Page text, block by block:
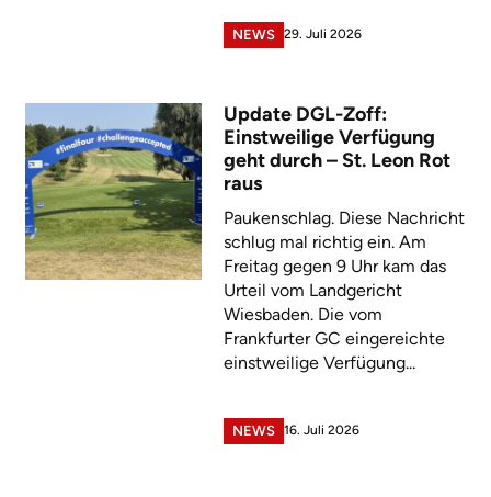
NEWS 29. Juli 2026
Update DGL-Zoff:
Einstweilige Verfügung
geht durch – St. Leon Rot
raus
Paukenschlag. Diese Nachricht
schlug mal richtig ein. Am
Freitag gegen 9 Uhr kam das
Urteil vom Landgericht
Wiesbaden. Die vom
Frankfurter GC eingereichte
einstweilige Verfügung...
NEWS 16. Juli 2026